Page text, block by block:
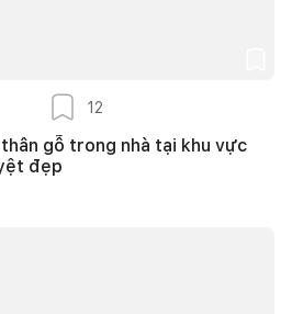
12
gỗ trong nhà tại khu vực
đẹp